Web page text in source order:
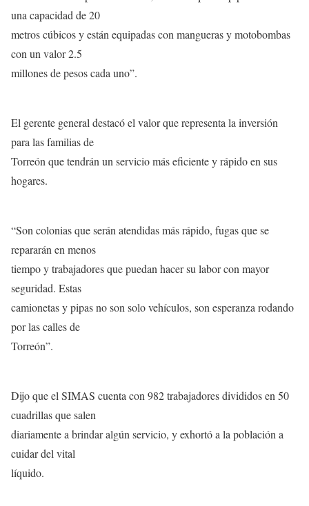
una capacidad de 20
metros cúbicos y están equipadas con mangueras y motobombas
con un valor 2.5
millones de pesos cada uno”.
El gerente general destacó el valor que representa la inversión
para las familias de
Torreón que tendrán un servicio más eficiente y rápido en sus
hogares.
“Son colonias que serán atendidas más rápido, fugas que se
repararán en menos
tiempo y trabajadores que puedan hacer su labor con mayor
seguridad. Estas
camionetas y pipas no son solo vehículos, son esperanza rodando
por las calles de
Torreón”.
Dijo que el SIMAS cuenta con 982 trabajadores divididos en 50
cuadrillas que salen
diariamente a brindar algún servicio, y exhortó a la población a
cuidar del vital
líquido.